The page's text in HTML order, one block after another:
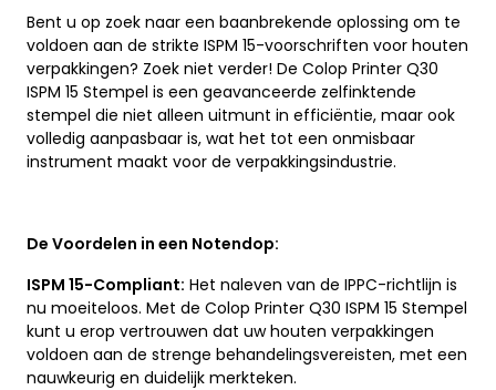
Bent u op zoek naar een baanbrekende oplossing om te
voldoen aan de strikte ISPM 15-voorschriften voor houten
verpakkingen? Zoek niet verder! De Colop Printer Q30
ISPM 15 Stempel is een geavanceerde zelfinktende
stempel die niet alleen uitmunt in efficiëntie, maar ook
volledig aanpasbaar is, wat het tot een onmisbaar
instrument maakt voor de verpakkingsindustrie.
De Voordelen in een Notendop:
ISPM 15-Compliant: Het naleven van de IPPC-richtlijn is
nu moeiteloos. Met de Colop Printer Q30 ISPM 15 Stempel
kunt u erop vertrouwen dat uw houten verpakkingen
voldoen aan de strenge behandelingsvereisten, met een
nauwkeurig en duidelijk merkteken.